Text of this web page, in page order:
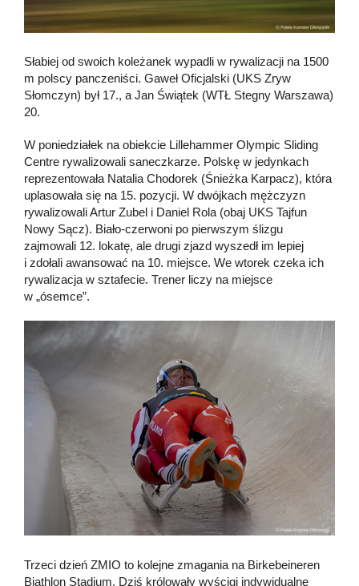
Słabiej od swoich koleżanek wypadli w rywalizacji na 1500
m polscy panczeniści. Gaweł Oficjalski (UKS Zryw
Słomczyn) był 17., a Jan Świątek (WTŁ Stegny Warszawa)
20.
W poniedziałek na obiekcie Lillehammer Olympic Sliding
Centre rywalizowali saneczkarze. Polskę w jedynkach
reprezentowała Natalia Chodorek (Śnieżka Karpacz), która
uplasowała się na 15. pozycji. W dwójkach mężczyzn
rywalizowali Artur Zubel i Daniel Rola (obaj UKS Tajfun
Nowy Sącz). Biało-czerwoni po pierwszym ślizgu
zajmowali 12. lokatę, ale drugi zjazd wyszedł im lepiej
i zdołali awansować na 10. miejsce. We wtorek czeka ich
rywalizacja w sztafecie. Trener liczy na miejsce
w „ósemce”.
Trzeci dzień ZMIO to kolejne zmagania na Birkebeineren
Biathlon Stadium. Dziś królowały wyścigi indywidualne